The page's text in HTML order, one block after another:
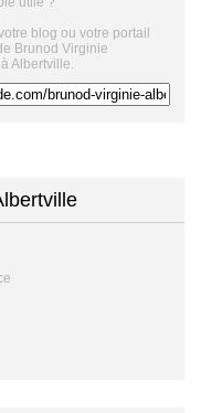
blog ou votre portail
Brunod Virginie
Albertville.